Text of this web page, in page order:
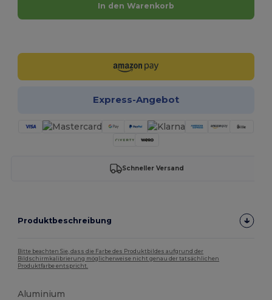
In den Warenkorb
Express-Angebot
Schneller Versand
Produktbeschreibung
Bitte beachten Sie, dass die Farbe des Produktbildes aufgrund der
Bildschirmkalibrierung möglicherweise nicht genau der tatsächlichen
Produktfarbe entspricht.
Aluminium